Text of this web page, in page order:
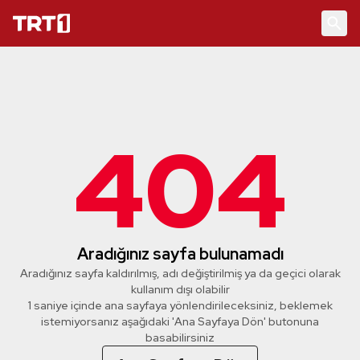
404
Aradığınız sayfa bulunamadı
Aradığınız sayfa kaldırılmış, adı değiştirilmiş ya da geçici olarak
kullanım dışı olabilir
1 saniye içinde ana sayfaya yönlendirileceksiniz, beklemek
istemiyorsanız aşağıdaki 'Ana Sayfaya Dön' butonuna
basabilirsiniz